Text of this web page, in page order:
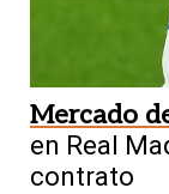
Mercado
en Real
contrato